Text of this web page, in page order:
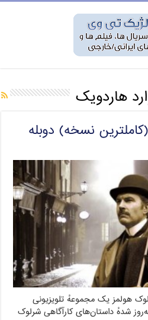
هاردویک
نسخه) دوبله
هولمز یک مجموعهٔ تلویزیونی
شدهٔ داستان‌های کارآگاهی شرلوک